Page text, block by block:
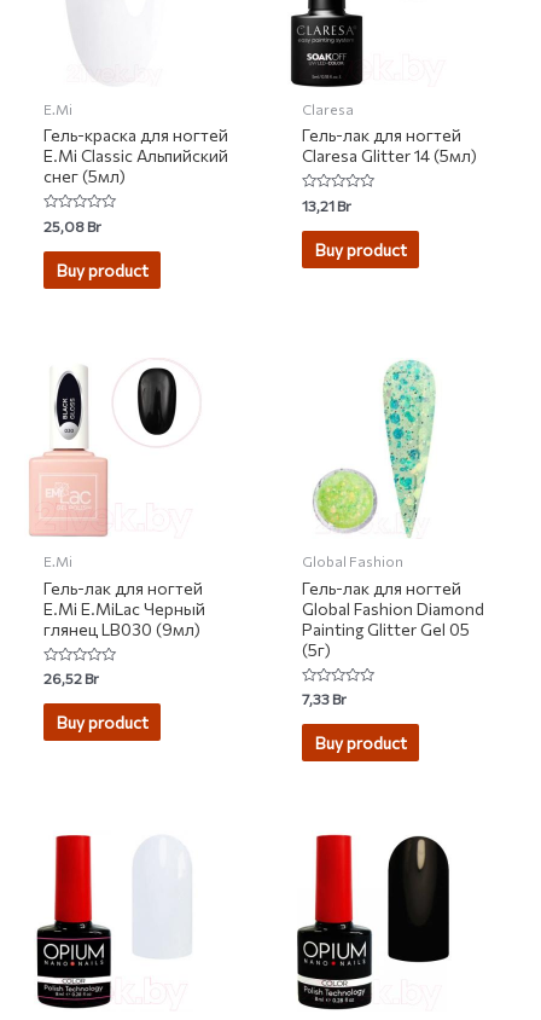
E.Mi
Гель-краска для ногтей
E.Mi Classic Альпийский
снег (5мл)
Rated
0
out
25,08Br
Buy product
Claresa
Гель-лак для ногтей
Claresa Glitter 14 (5мл)
Rated
0
out
13,21Br
Buy product
E.Mi
Гель-лак для ногтей
E.Mi E.MiLac Черный
глянец LB030 (9мл)
Rated
0
out
26,52Br
Buy product
Global Fashion
Гель-лак для ногтей
Global Fashion Diamond
Painting Glitter Gel 05
(5г)
Rated
0
out
7,33Br
Buy product